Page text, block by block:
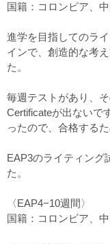
国籍：コロンビア、
進学を目指してのラ
インで、創造的な考
た。
毎週テストがあり、
Certificateが出ないで
ったので、合格する
EAP3のライティング
た。
〈EAP4−10週間〉
国籍：コロンビア、